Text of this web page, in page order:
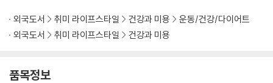
외국도서 취미 라이프스타일 건강과 미용
운동/건강/다이어트
외국도서
취미 라이프스타일 건강과 미용
품목정보